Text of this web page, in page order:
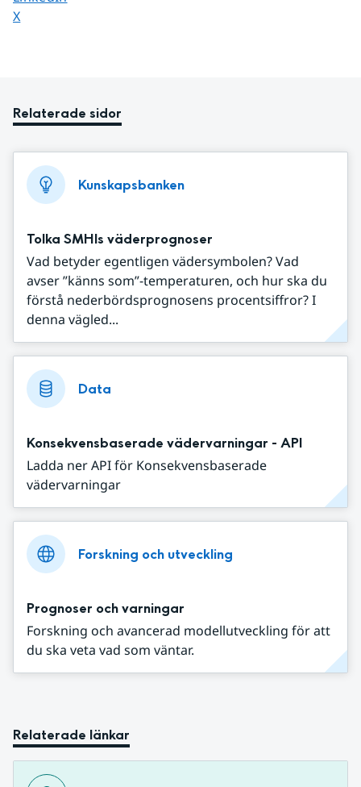
Dela sidan på
X
Relaterade sidor
Kunskapsbanken
Tolka SMHIs väderprognoser
Vad betyder egentligen vädersymbolen? Vad
avser ”känns som”-temperaturen, och hur ska du
förstå nederbördsprognosens procentsiffror? I
denna vägled...
Data
Konsekvensbaserade vädervarningar - API
Ladda ner API för Konsekvensbaserade
vädervarningar
Forskning och utveckling
Prognoser och varningar
Forskning och avancerad modellutveckling för att
du ska veta vad som väntar.
Relaterade länkar